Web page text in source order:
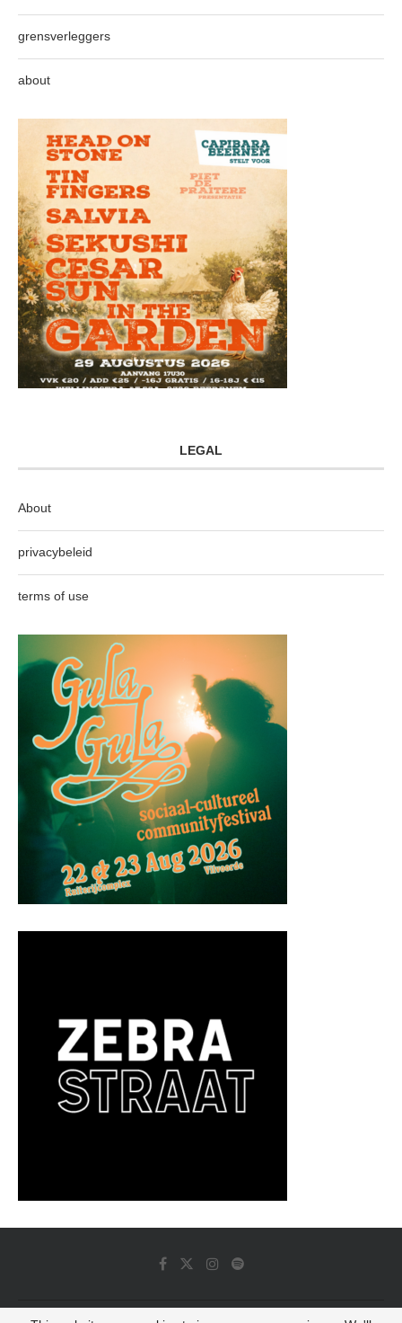
grensverleggers
about
LEGAL
About
privacybeleid
terms of use